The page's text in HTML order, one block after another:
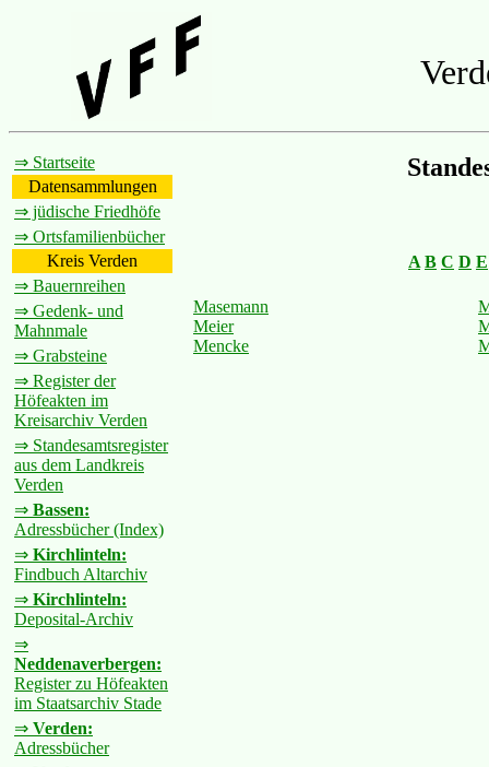
⇒ Startseite
Datensammlungen
⇒ jüdische Friedhöfe
⇒ Ortsfamilienbücher
Kreis Verden
⇒ Bauernreihen
⇒ Gedenk- und
Mahnmale
⇒ Grabsteine
⇒ Register der
Höfeakten im
Kreisarchiv Verden
⇒ Standesamtsregister
aus dem Landkreis
Verden
⇒ Bassen:
Adressbücher (Index)
⇒ Kirchlinteln:
Findbuch Altarchiv
⇒ Kirchlinteln:
Deposital-Archiv
⇒
Neddenaverbergen:
Register zu Höfeakten
im Staatsarchiv Stade
⇒ Verden:
Adressbücher
A B C D E
Masemann
Meier
Mencke